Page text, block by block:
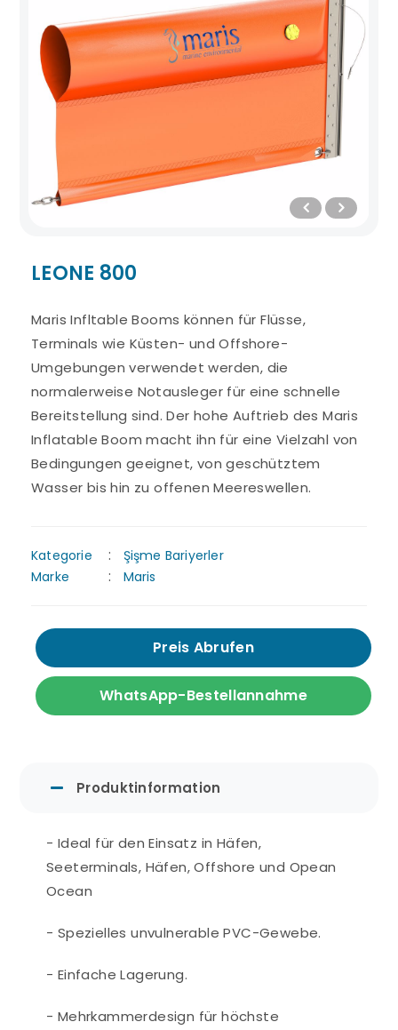
LEONE 800
Maris Infltable Booms können für Flüsse,
Terminals wie Küsten- und Offshore-
Umgebungen verwendet werden, die
normalerweise Notausleger für eine schnelle
Bereitstellung sind. Der hohe Auftrieb des Maris
Inflatable Boom macht ihn für eine Vielzahl von
Bedingungen geeignet, von geschütztem
Wasser bis hin zu offenen Meereswellen.
Kategorie
Şişme Bariyerler
Marke
Maris
Preis Abrufen
WhatsApp-Bestellannahme
Produktinformation
- Ideal für den Einsatz in Häfen,
Seeterminals, Häfen, Offshore und Opean
Ocean
- Spezielles unvulnerable PVC-Gewebe.
- Einfache Lagerung.
- Mehrkammerdesign für höchste